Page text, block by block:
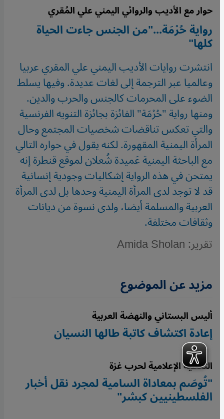
حوار مع الأديب والروائي اليمني علي المُقري
رواية حُرْمَة..."من الجنس جاءت الحياة
كلها"
انتشرت روايات الأديب اليمني علي المقري عربيا
وعالميا عبر الترجمة إلى لغات عديدة. وفيها يسلط
الضوء على المحرمات كالجنس والحرب والدين.
ومنها رواية "حُرْمَة" الفائزة بجائزة التنويه الفرنسية
والتي تعكس تناقضات شخصيات المجتمع وحال
المرأة اليمنية المقهورة. لكنه يقول في حواره التالي
مع الباحثة اليمنية عَميدة شُعلان لموقع قنطرة إنه
يمتحن في هذه الرواية إشكاليات وجودية إنسانية
قد لا توجد لدى المرأة اليمنية وحدها بل لدى المرأة
العربية والمسلمة أيضا، ولدى نسوة من ديانات
وثقافات مختلفة.
تقرير: Amida Sholan
مزيد عن الموضوع
أليس البستاني والنهضة العربية
إعادة اكتشاف كاتبة طالها النسيان
التغطية الإعلامية لحرب غزة
"تُوصَم بمعاداة السامية لمجرد نقل أخبار
الفلسطينيين كبشر"